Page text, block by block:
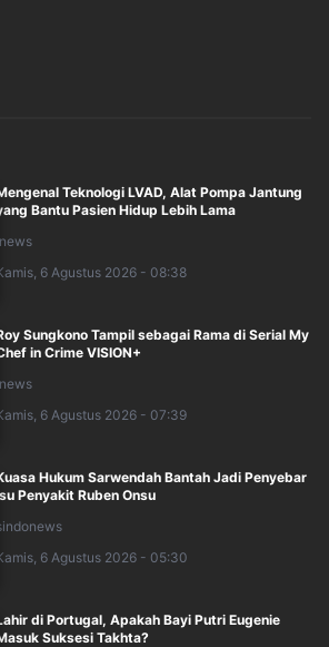
Teknologi LVAD, Alat Pompa Jantung
Bantu Pasien Hidup Lebih Lama
6 Agustus 2026 - 08:38
Sungkono Tampil sebagai Rama di Serial My
in Crime VISION+
6 Agustus 2026 - 07:39
Hukum Sarwendah Bantah Jadi Penyebar
Penyakit Ruben Onsu
6 Agustus 2026 - 05:30
di Portugal, Apakah Bayi Putri Eugenie
Suksesi Takhta?